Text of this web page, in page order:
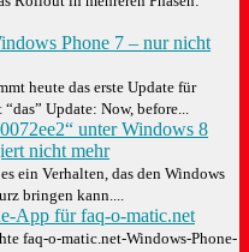
Phone 7 – nur nicht
heute das erste Update für
Update: Now, before...
unter Windows 8
nicht mehr
ein Verhalten, das den Windows
bringen kann....
App für faq-o-matic.net
faq-o-matic.net-Windows-Phone-